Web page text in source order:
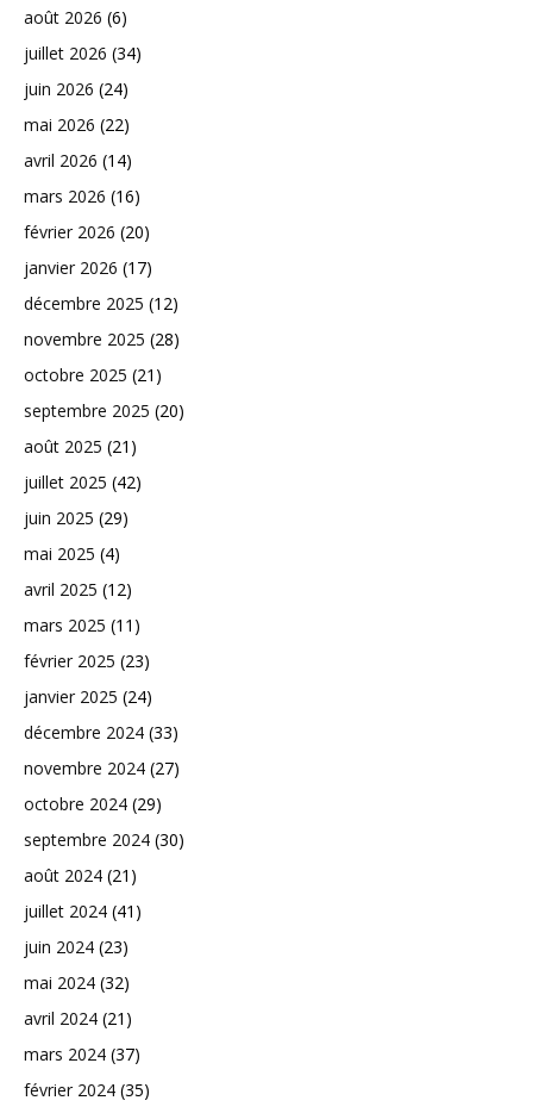
août 2026 (6)
juillet 2026 (34)
juin 2026 (24)
mai 2026 (22)
avril 2026 (14)
mars 2026 (16)
février 2026 (20)
janvier 2026 (17)
décembre 2025 (12)
novembre 2025 (28)
octobre 2025 (21)
septembre 2025 (20)
août 2025 (21)
juillet 2025 (42)
juin 2025 (29)
mai 2025 (4)
avril 2025 (12)
mars 2025 (11)
février 2025 (23)
janvier 2025 (24)
décembre 2024 (33)
novembre 2024 (27)
octobre 2024 (29)
septembre 2024 (30)
août 2024 (21)
juillet 2024 (41)
juin 2024 (23)
mai 2024 (32)
avril 2024 (21)
mars 2024 (37)
février 2024 (35)